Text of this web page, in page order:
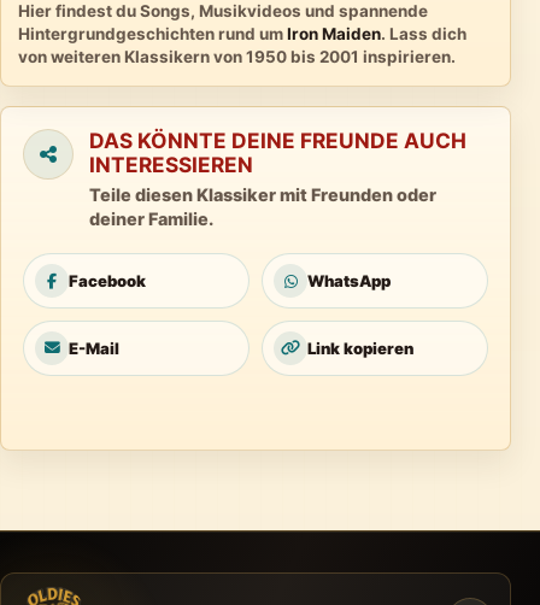
Hier findest du Songs, Musikvideos und spannende
Hintergrundgeschichten rund umIron Maiden. Lass dich
von weiteren Klassikern von 1950 bis 2001 inspirieren.
DAS KÖNNTE DEINE FREUNDE AUCH
INTERESSIEREN
Teile diesen Klassiker mit Freunden oder
deiner Familie.
Facebook WhatsApp
E-Mail Link kopieren